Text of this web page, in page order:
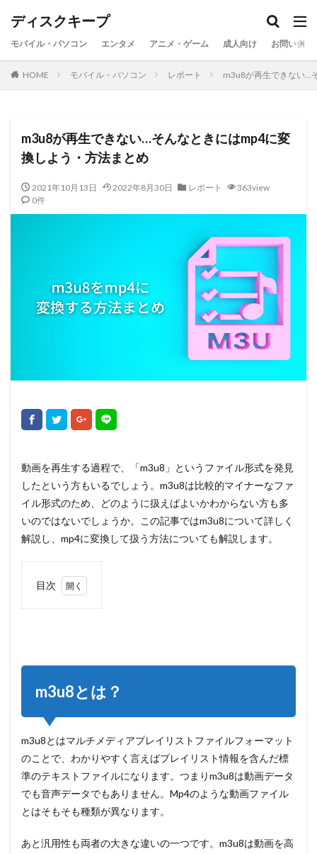
ディスクキープ
モバイル・パソコン エンタメ アニメ・ゲーム 成人向け お問い合わ
HOME モバイル・パソコン レポート m3u8が再生できない…
m3u8が再生できない…そんなときにはmp4に変
換しよう・方法まとめ
2021年10月13日 2022年8月30日 レポート
363view
0件
動画を再生する過程で、「m3u8」というファイル形式を発見
したという方もいるでしょう。m3u8は比較的マイナーなファ
イル形式のため、どのように扱えばよいかわからない方も多
いのではないでしょうか。この記事ではm3u8について詳しく
解説し、mp4に変換して扱う方法についても解説します。
目次
2
mp4変
ンライ
ル３選
2.1
Convertio
2.2
AnyConv
2.3
m3u8とは？
m3u8とはマルチメディアプレイリストファイルフォーマット
のことで、わかりやすく言えばプレイリスト情報を含んだ標
準のテキストファイルになります。つまりm3u8は動画データ
でも音声データでもありません。Mp4のような動画ファイル
とはそもそも種類が異なります。
あと汎用性も両者の大きな違いの一つです。m3u8は動画を高